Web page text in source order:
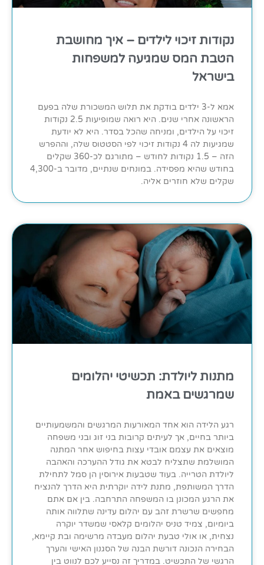
נקודות זיכוי לילדים – איך מחושבת
הטבת המס שמגיעה למשפחות
בישראל
אמא ל-3 ילדים בודקת את תלוש המשכורת שלה בפעם
הראשונה אחרי שנים. היא רואה שמופיעות 2.5 נקודות
זיכוי על הילדים, ומניחה שהכל בסדר. היא לא יודעת
שמגיעות לה 4 נקודות זיכוי לפי הסטטוס שלה, וההפרש
הזה – 1.5 נקודות לחודש – מתורגם לכ-360 שקלים
בחודש שהיא מפסידה. במונחים שנתיים, מדובר ב-4,300
שקלים שלא חוזרים אליה.
מתנות ליולדת: תכשיטי יהלומים
שמרגשים באמת
רגע הלידה הוא אחד המאורעות המרגשים והמשמעותיים
ביותר בחיים, אך לעיתים קרובות בני זוג ובני משפחה
מוצאים את עצמם אובדי עצות בחיפוש אחר המתנה
המושלמת שתצליח לבטא את גודל ההערכה והאהבה
ליולדת הטרייה. בעוד שטבעות אירוסין הן סמל לתחילת
הדרך המשותפת, מתנת לידה יוקרתית היא הדרך להנציח
את הרגע המכונן בו המשפחה התרחבה. בין אם אתם
מחפשים שרשרת זהב עם יהלום עדינה שתלווה אותה
ביומיום, צמיד טניס יהלומים קלאסי שמשדר יוקרה
נצחית, או אולי טבעת יהלום מעבדה מרשימה ובת קיימא,
הבחירה הנכונה דורשת הבנה של הסגנון האישי והערך
הרגשי של התכשיט. במדריך זה נסייע לכם לנווט בין